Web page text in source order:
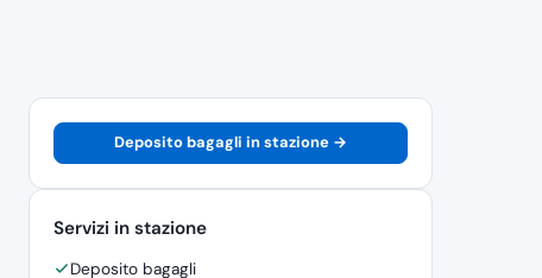
Deposito bagagli in stazione →
Servizi in stazione
Deposito bagagli